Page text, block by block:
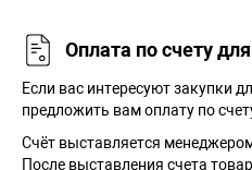
Оплата по счету
Если вас интересуют закупки
предложить вам оплату по
Счёт выставляется
После выставления счета